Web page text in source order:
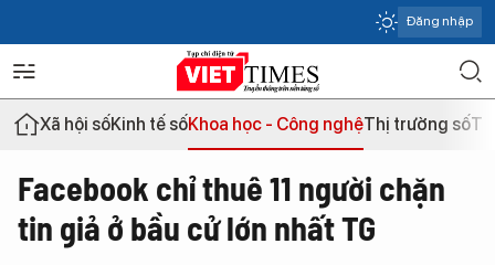
Đăng nhập
Xã hội sốKinh tế sốKhoa học - Công nghệThị trường số
Facebook chỉ thuê 11 người chặn
tin giả ở bầu cử lớn nhất TG